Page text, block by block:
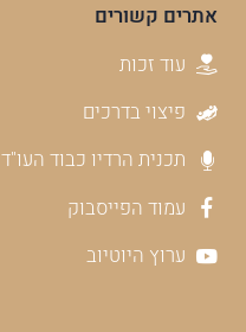
אתרים קשורים
עוד זכות
פיצוי בדרכים
תכנית הרדיו כבוד העו"ד
עמוד הפייסבוק
ערוץ היוטיוב